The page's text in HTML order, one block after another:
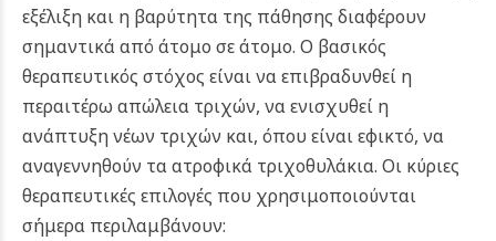
εξέλιξη και η βαρύτητα της πάθησης διαφέρουν
σημαντικά από άτομο σε άτομο. Ο βασικός
θεραπευτικός στόχος είναι να επιβραδυνθεί η
περαιτέρω απώλεια τριχών, να ενισχυθεί η
ανάπτυξη νέων τριχών και, όπου είναι εφικτό, να
αναγεννηθούν τα ατροφικά τριχοθυλάκια. Οι κύριες
θεραπευτικές επιλογές που χρησιμοποιούνται
σήμερα περιλαμβάνουν: